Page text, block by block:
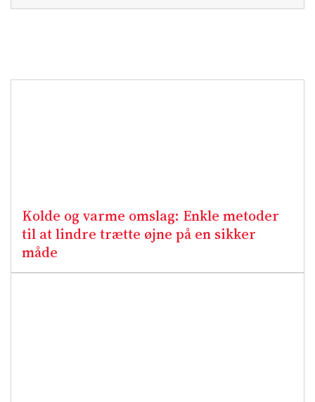
Kolde og varme omslag: Enkle metoder
til at lindre trætte øjne på en sikker
måde